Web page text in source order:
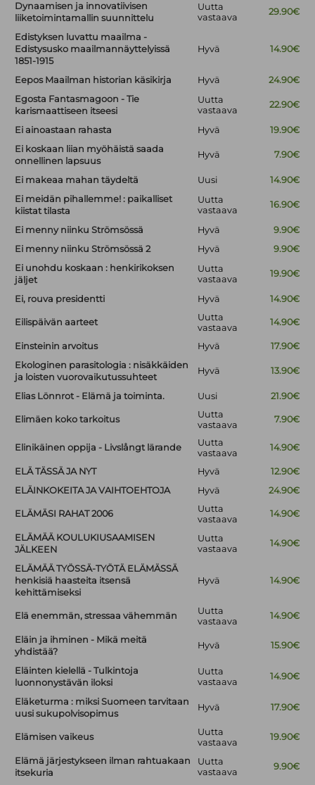
Dynaamisen ja innovatiivisen
liiketoimintamallin suunnittelu
Uutta
vastaava
29.90€
Edistyksen luvattu maailma -
Edistysusko maailmannäyttelyissä
1851-1915
Hyvä 14.90€
Eepos Maailman historian käsikirja Hyvä
24.90€
Egosta Fantasmagoon - Tie
karismaattiseen itseesi
Uutta
vastaava
22.90€
Ei ainoastaan rahasta Hyvä
19.90€
Ei koskaan liian myöhäistä saada
onnellinen lapsuus
Hyvä 7.90€
Ei makeaa mahan täydeltä Uusi
14.90€
Ei meidän pihallemme! : paikalliset
kiistat tilasta
Uutta
vastaava
16.90€
Ei menny niinku Strömsössä Hyvä
9.90€
Ei menny niinku Strömsössä 2
Hyvä
9.90€
Ei unohdu koskaan : henkirikoksen
jäljet
Uutta
vastaava
19.90€
Ei, rouva presidentti Hyvä 14.90€
Eilispäivän aarteet
Uutta
vastaava
14.90€
Einsteinin arvoitus Hyvä
17.90€
Ekologinen parasitologia : nisäkkäiden
ja loisten vuorovaikutussuhteet
Hyvä 13.90€
Elias Lönnrot - Elämä ja toiminta. Uusi 21.90€
Elimäen koko tarkoitus
Uutta
vastaava
7.90€
Elinikäinen oppija - Livslångt lärande
Uutta
vastaava
14.90€
ELÄ TÄSSÄ JA NYT Hyvä
12.90€
ELÄINKOKEITA JA VAIHTOEHTOJA
Hyvä 24.90€
ELÄMÄSI RAHAT 2006
Uutta
vastaava
14.90€
ELÄMÄÄ KOULUKIUSAAMISEN
JÄLKEEN
Uutta
vastaava
14.90€
ELÄMÄÄ TYÖSSÄ-TYÖTÄ ELÄMÄSSÄ
henkisiä haasteita itsensä
kehittämiseksi
Hyvä 14.90€
Elä enemmän, stressaa vähemmän
Uutta
vastaava
14.90€
Eläin ja ihminen - Mikä meitä
yhdistää?
Hyvä 15.90€
Eläinten kielellä - Tulkintoja
luonnonystävän iloksi
Uutta
vastaava
14.90€
Eläketurma : miksi Suomeen tarvitaan
uusi sukupolvisopimus
Hyvä 17.90€
Elämisen vaikeus
Uutta
vastaava
19.90€
Elämä järjestykseen ilman rahtuakaan
itsekuria
Uutta
vastaava
9.90€